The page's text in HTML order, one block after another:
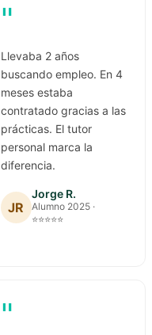
"
Llevaba 2 años
buscando empleo. En 4
meses estaba
contratado gracias a las
prácticas. El tutor
personal marca la
diferencia.
JR
Jorge R.
Alumno 2025 ·
⭐⭐⭐⭐⭐
"